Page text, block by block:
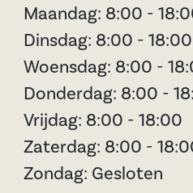
Maandag: 8:00 -
Dinsdag: 8:00 - 18:00
Woensdag: 8:00 -
Donderdag: 8:00 -
Vrijdag: 8:00 - 18:00
Zaterdag: 8:00 -
Zondag: Gesloten